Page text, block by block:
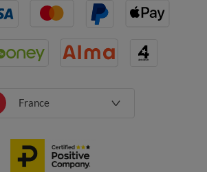
France